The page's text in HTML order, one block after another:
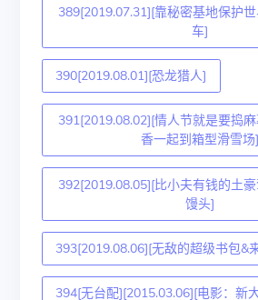
389[2019.07.31][靠秘密基地保护
车]
390[2019.08.01][恐龙猎人]
391[2019.08.02][情人节就是要捣
香一起到箱型滑雪场]
392[2019.08.05][比小夫有钱的土
馒头]
393[2019.08.06][无敌的超级书包&
394[无台配][2015.03.06][电影：新